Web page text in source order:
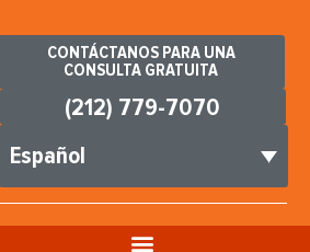
CONTÁCTANOS PARA UNA
CONSULTA GRATUITA
(212) 779-7070
Español